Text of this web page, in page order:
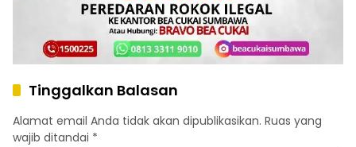
Tinggalkan Balasan
Alamat email Anda tidak akan dipublikasikan. Ruas yang
wajib ditandai *